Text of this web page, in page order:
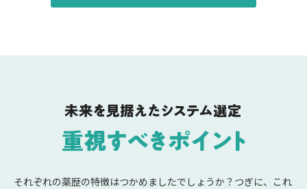
それぞれの薬歴の特徴はつかめましたでしょうか？つぎに、これ